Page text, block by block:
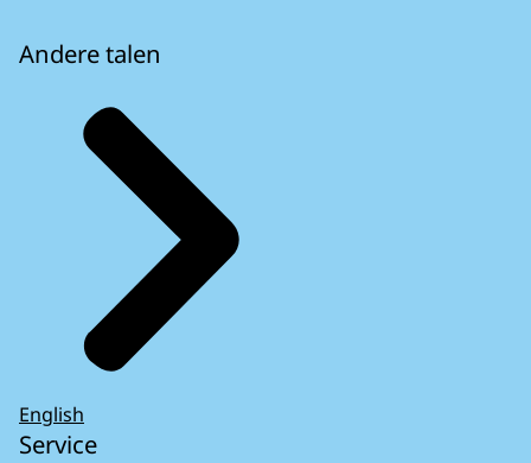
Andere talen
English
Service